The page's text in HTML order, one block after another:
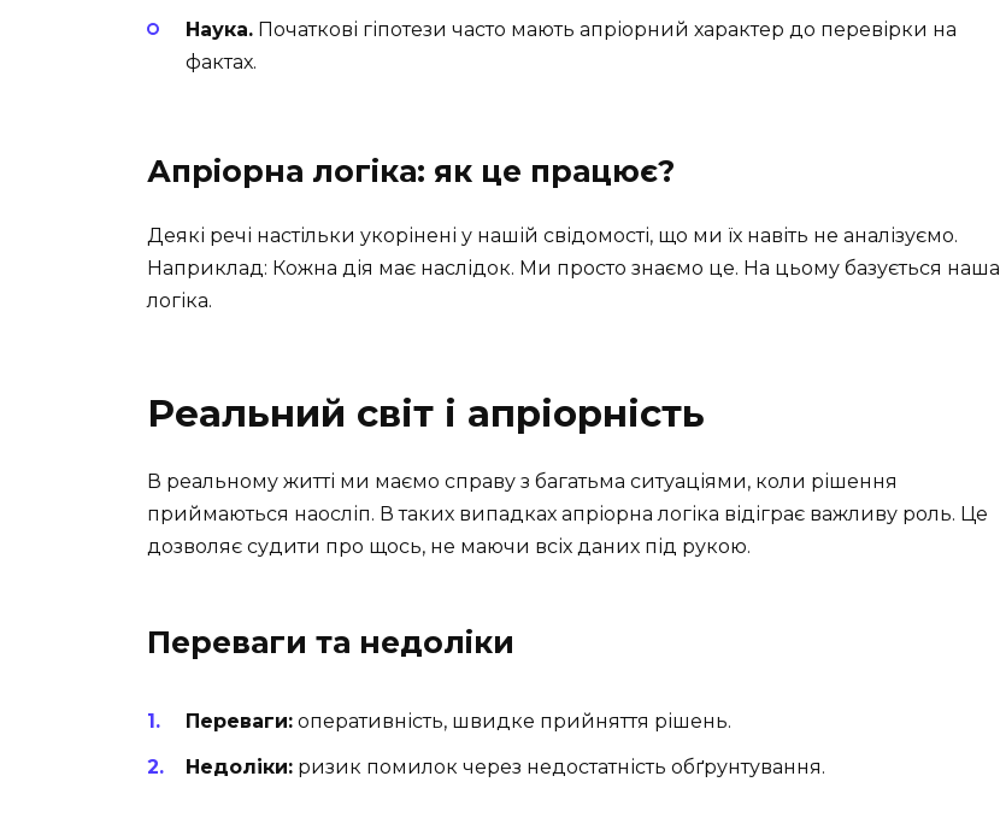
Наука. Початкові гіпотези часто мають апріорний характер до перевірки на
фактах.
Апріорна логіка: як це працює?
Деякі речі настільки укорінені у нашій свідомості, що ми їх навіть не аналізуємо.
Наприклад: Кожна дія має наслідок. Ми просто знаємо це. На цьому базується наша
логіка.
Реальний світ і апріорність
В реальному житті ми маємо справу з багатьма ситуаціями, коли рішення
приймаються наосліп. В таких випадках апріорна логіка відіграє важливу роль. Це
дозволяє судити про щось, не маючи всіх даних під рукою.
Переваги та недоліки
Переваги: оперативність, швидке прийняття рішень.
Недоліки: ризик помилок через недостатність обґрунтування.